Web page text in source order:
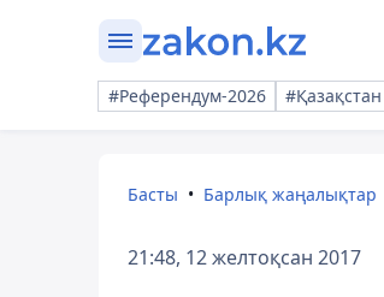
#Референдум-2026
Басты Барлық жаңалықтар
21:48, 12 желтоқсан 2017